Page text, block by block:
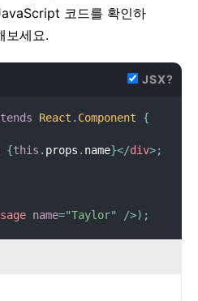
코드를 확인하
보세요.
JSX?
React . Component
{
{this . props . name}</div>;
name="Taylor" />) ;